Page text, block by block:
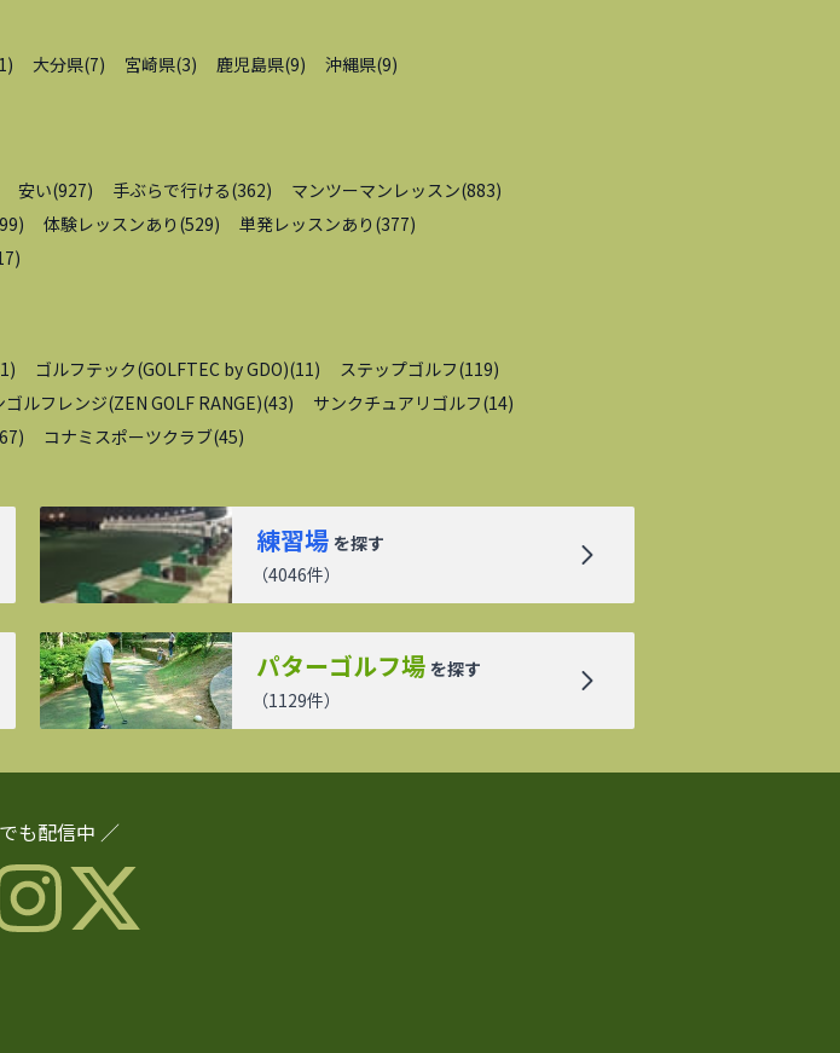
) 大分県(7) 宮崎県(3) 鹿児島県(9) 沖縄県(9)
安い(927) 手ぶらで行ける(362) マンツーマンレッスン(883)
) 体験レッスンあり (529) 単発レッスンあり (377)
)
) ゴルフテック(GOLFTEC by GDO)(11) ステップゴルフ(119)
ゴルフレンジ(ZEN GOLF RANGE)(43) サンクチュアリゴルフ(14)
67) コナミスポーツクラブ(45)
練習場 を探す
（4046件）
パターゴルフ場 を探す
（1129件）
も配信中 ／